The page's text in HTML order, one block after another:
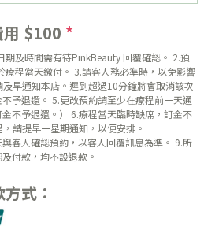
$100 *
期及時間需有待PinkBeauty 回覆確認。 2.預
療程當天繳付。 3.請客人務必準時，以免影響
早通知本店。遲到超過10分鐘將會取消該次
予退還。 5.更改預約請至少在療程前一天通
不予退還。） 6.療程當天臨時缺席，訂金不
請提早一星期通知，以便安排。
客人確認預約，以客人回覆訊息為準。 9.所
付款，均不設退款。
式：